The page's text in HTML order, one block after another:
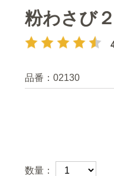
粉わさび
品番： 02130
数量：